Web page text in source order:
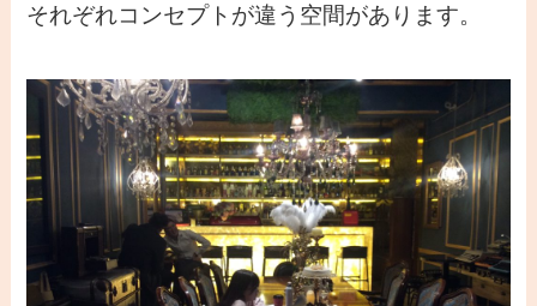
それぞれコンセプトが違う空間があります。